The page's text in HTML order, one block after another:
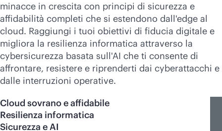
minacce in crescita con principi di sicurezza e
affidabilità completi che si estendono dall'edge al
cloud. Raggiungi i tuoi obiettivi di fiducia digitale e
migliora la resilienza informatica attraverso la
cybersicurezza basata sull'AI che ti consente di
affrontare, resistere e riprenderti dai cyberattacchi e
dalle interruzioni operative.
Cloud sovrano e affidabile
Resilienza informatica
Sicurezza e AI